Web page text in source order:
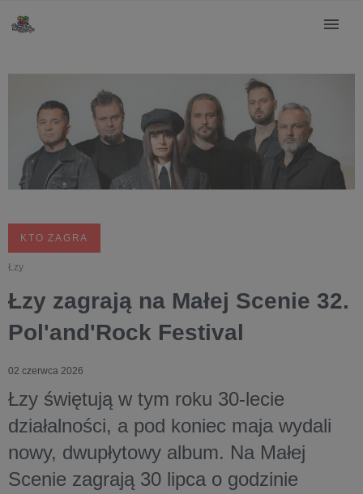
KTO ZAGRA
Łzy
Łzy zagrają na Małej Scenie 32.
Pol'and'Rock Festival
02 czerwca 2026
Łzy świętują w tym roku 30-lecie
działalności, a pod koniec maja wydali
nowy, dwupłytowy album. Na Małej
Scenie zagrają 30 lipca o godzinie